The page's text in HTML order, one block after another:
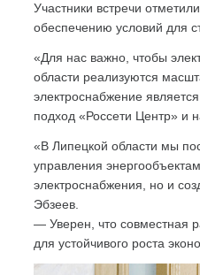
Участники встречи
обеспечению условий для
«Для нас важно, чтобы
области реализуются
электроснабжение
подход «Россети Центр» и
«В Липецкой области мы
управления
электроснабжения, но и
Эбзеев.
— Уверен, что совместная
для устойчивого роста